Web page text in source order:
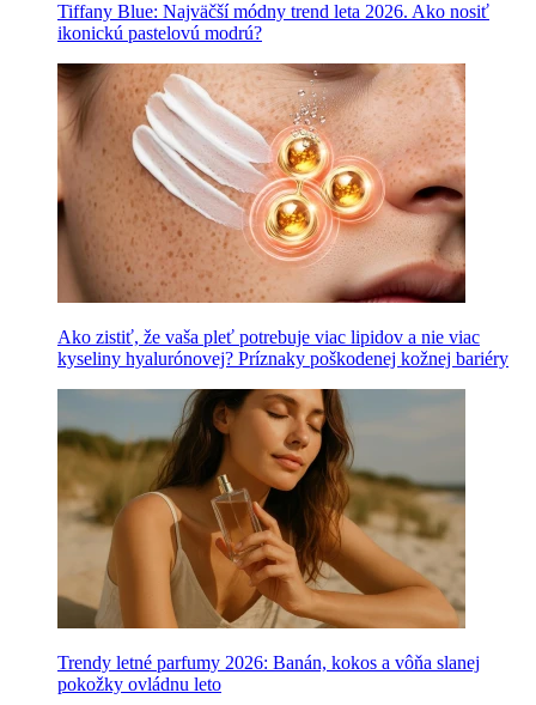
Tiffany Blue: Najväčší módny trend leta 2026. Ako nosiť
ikonickú pastelovú modrú?
Ako zistiť, že vaša pleť potrebuje viac lipidov a nie viac
kyseliny hyalurónovej? Príznaky poškodenej kožnej bariéry
Trendy letné parfumy 2026: Banán, kokos a vôňa slanej
pokožky ovládnu leto